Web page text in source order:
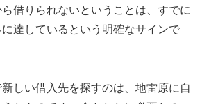
借りられないということは、すでに
達しているという明確なサインで
しい借入先を探すのは、地雷原に自